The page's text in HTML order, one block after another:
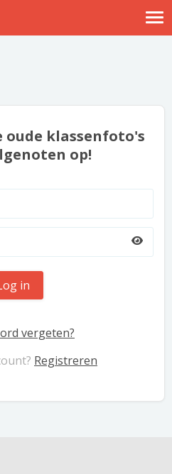
Help
oude klassenfoto's
op!
in
vergeten?
Registreren